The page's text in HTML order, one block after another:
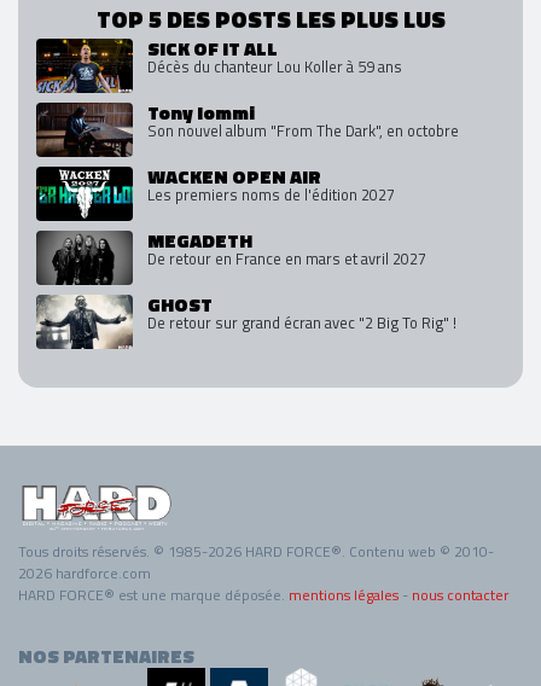
TOP 5 DES POSTS LES PLUS LUS
SICK OF IT ALL
Décès du chanteur Lou Koller à 59 ans
Tony Iommi
Son nouvel album "From The Dark", en octobre
WACKEN OPEN AIR
Les premiers noms de l'édition 2027
MEGADETH
De retour en France en mars et avril 2027
GHOST
De retour sur grand écran avec "2 Big To Rig" !
Tous droits réservés. © 1985-2026 HARD FORCE®. Contenu web © 2010-
2026 hardforce.com
HARD FORCE® est une marque déposée. mentions légales - nous contacter
NOS PARTENAIRES